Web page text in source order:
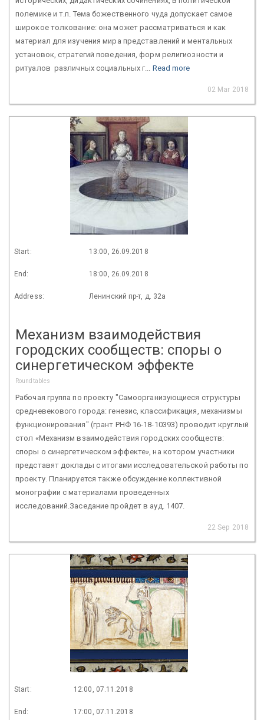
полемике и т.п. Тема божественного чуда допускает самое
широкое толкование: она может рассматриваться и как
материал для изучения мира представлений и ментальных
установок, стратегий поведения, форм религиозности и
ритуалов различных социальных г... Read more
02 Mar 2018
Start: 13:00, 26.09.2018
End: 18:00, 26.09.2018
Address: Ленинский пр-т, д. 32а
Механизм взаимодействия
городских сообществ: споры о
синергетическом эффекте
Roundtables
Рабочая группа по проекту "Самоорганизующиеся структуры
средневекового города: генезис, классификация, механизмы
функционирования" (грант РНФ 16-18-10393) проводит круглый
стол «Механизм взаимодействия городских сообществ:
споры о синергетическом эффекте», на котором участники
представят доклады с итогами исследовательской работы по
проекту. Планируется также обсуждение коллективной
монографии с материалами проведенных
исследований.Заседание пройдет в ауд. 1407.
22 Sep 2018
Start: 12:00, 07.11.2018
End: 17:00, 07.11.2018